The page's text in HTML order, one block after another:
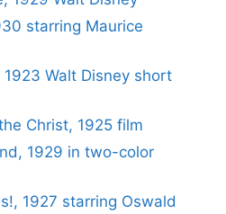
starring Maurice
1923 Walt Disney short
Christ, 1925 film
1929 in two-color
1927 starring Oswald